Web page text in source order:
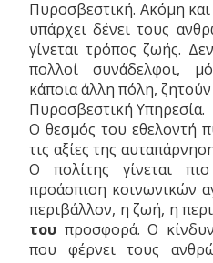
Πυροσβεστική. Ακόμη
υπάρχει δένει τους
γίνεται τρόπος ζωής.
πολλοί συνάδελφοι,
κάποια άλλη πόλη,
Πυροσβεστική Υπηρεσία.
Ο θεσμός του εθελοντή
τις αξίες της
Ο πολίτης γίνεται
προάσπιση κοινωνικών
περιβάλλον, η ζωή, η
του προσφορά. Ο
που φέρνει τους